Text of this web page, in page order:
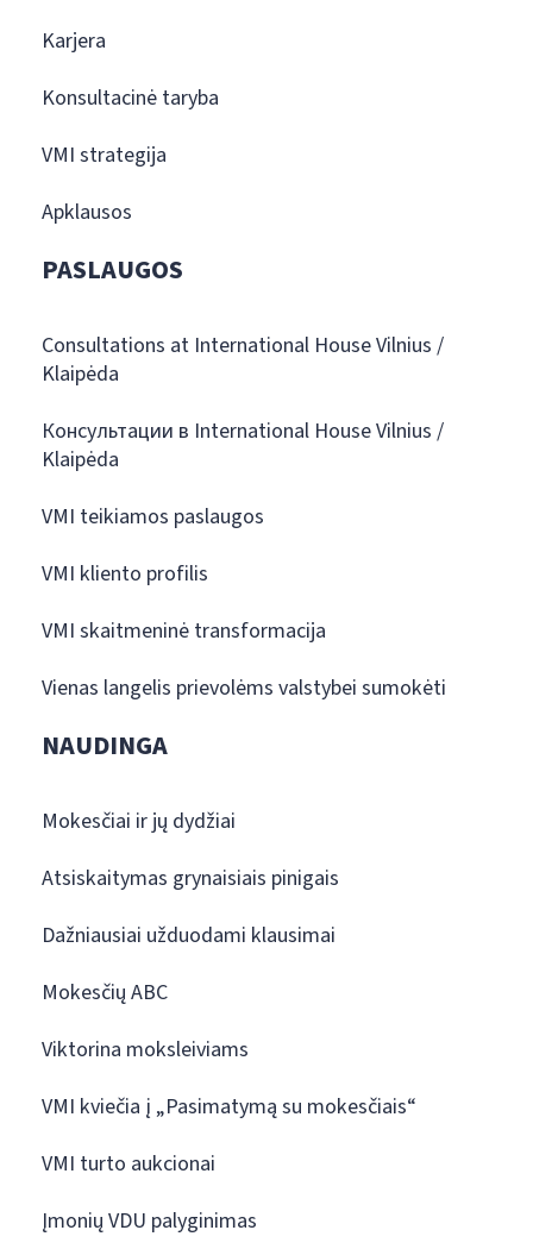
Karjera
Konsultacinė taryba
VMI strategija
Apklausos
PASLAUGOS
Consultations at International House Vilnius /
Klaipėda
Консультации в International House Vilnius /
Klaipėda
VMI teikiamos paslaugos
VMI kliento profilis
VMI skaitmeninė transformacija
Vienas langelis prievolėms valstybei sumokėti
NAUDINGA
Mokesčiai ir jų dydžiai
Atsiskaitymas grynaisiais pinigais
Dažniausiai užduodami klausimai
Mokesčių ABC
Viktorina moksleiviams
VMI kviečia į „Pasimatymą su mokesčiais“
VMI turto aukcionai
Įmonių VDU palyginimas